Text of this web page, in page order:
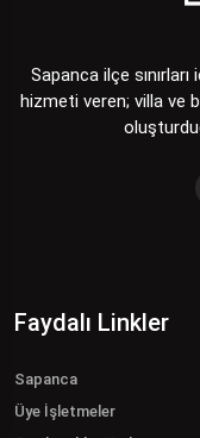
Sapanca ilçe
hizmeti veren; villa ve
Faydalı Linkler
Sapanca
Üye İşletmeler